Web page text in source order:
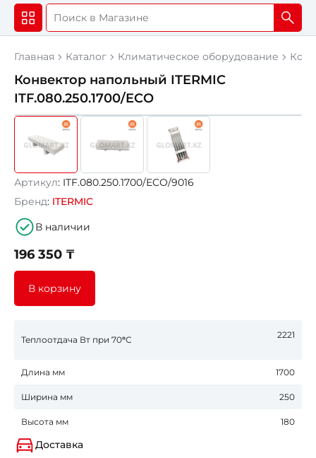
Главная Каталог Климатическое оборудование
Конвектор напольный ITERMIC
ITF.080.250.1700/ECO
Артикул: ITF.080.250.1700/ECO/9016
Бренд: ITERMIC
В наличии
196 350 ₸
В корзину
Теплоотдача Вт при 70°С 2221
Длина мм 1700
Ширина мм 250
Высота мм 180
Доставка